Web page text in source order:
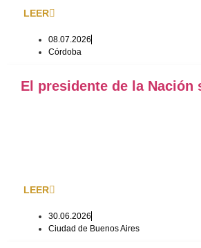
LEER
08.07.2026
Córdoba
El presidente de la
LEER
30.06.2026
Ciudad de Buenos Aires